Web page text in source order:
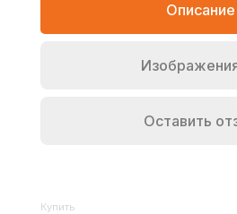
Описание
Оставить
Купить